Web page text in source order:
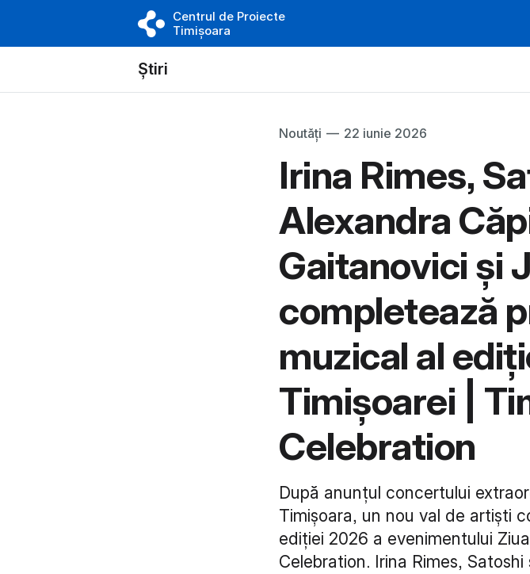
Centrul de Proiecte
Timișoara
Știri
Noutăți — 22 iunie 2026
Irina Rimes,
Alexandra
Gaitanovici și
completează
muzical al
Timișoarei |
Celebration
După anunțul concertului
Timișoara, un nou val de artiști
ediției 2026 a evenimentului
Celebration. Irina Rimes,